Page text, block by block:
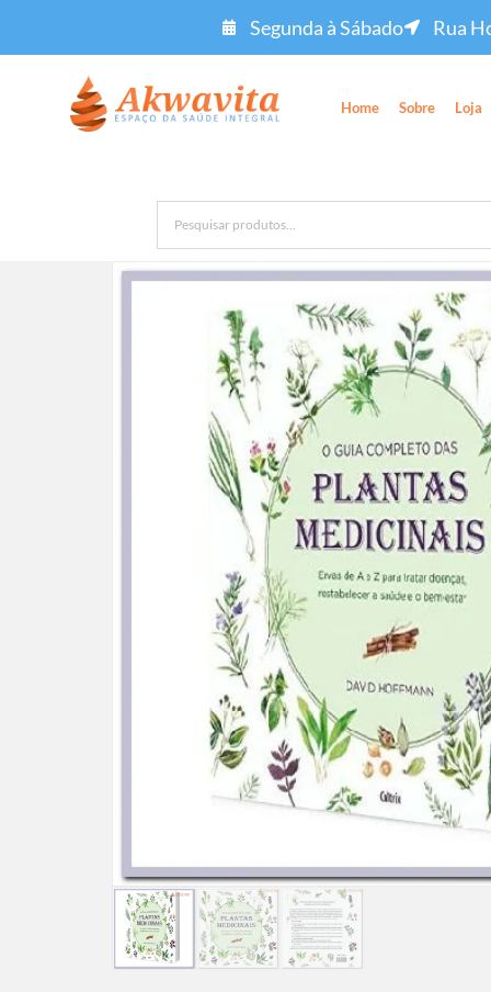
Segunda à Sábado Rua
Home Sobre Loja